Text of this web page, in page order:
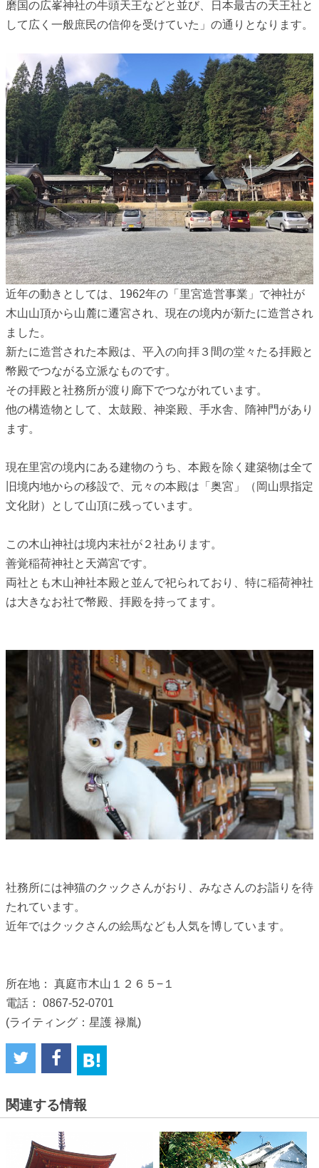
磨国の広峯神社の牛頭天王などと並び、日本最古の天王社と
して広く一般庶民の信仰を受けていた」の通りとなります。
近年の動きとしては、1962年の「里宮造営事業」で神社が
木山山頂から山麓に遷宮され、現在の境内が新たに造営され
ました。
新たに造営された本殿は、平入の向拝３間の堂々たる拝殿と
幣殿でつながる立派なものです。
その拝殿と社務所が渡り廊下でつながれています。
他の構造物として、太鼓殿、神楽殿、手水舎、隋神門があり
ます。
現在里宮の境内にある建物のうち、本殿を除く建築物は全て
旧境内地からの移設で、元々の本殿は「奥宮」（岡山県指定
文化財）として山頂に残っています。
この木山神社は境内末社が２社あります。
善覚稲荷神社と天満宮です。
両社とも木山神社本殿と並んで祀られており、特に稲荷神社
は大きなお社で幣殿、拝殿を持ってます。
社務所には神猫のクックさんがおり、みなさんのお詣りを待
たれています。
近年ではクックさんの絵馬なども人気を博しています。
所在地： 真庭市木山１２６５−１
電話： 0867-52-0701
(ライティング：星護 禄胤)
関連する情報